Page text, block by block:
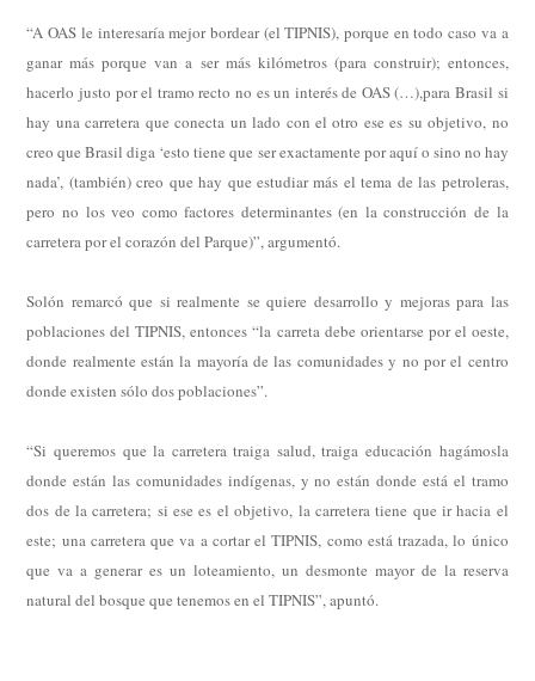
“A OAS le interesaría mejor bordear (el TIPNIS), porque en todo caso va a
ganar más porque van a ser más kilómetros (para construir); entonces,
hacerlo justo por el tramo recto no es un interés de OAS (…),para Brasil si
hay una carretera que conecta un lado con el otro ese es su objetivo, no
creo que Brasil diga ‘esto tiene que ser exactamente por aquí o sino no hay
nada’, (también) creo que hay que estudiar más el tema de las petroleras,
pero no los veo como factores determinantes (en la construcción de la
carretera por el corazón del Parque)”, argumentó.
Solón remarcó que si realmente se quiere desarrollo y mejoras para las
poblaciones del TIPNIS, entonces “la carreta debe orientarse por el oeste,
donde realmente están la mayoría de las comunidades y no por el centro
donde existen sólo dos poblaciones”.
“Si queremos que la carretera traiga salud, traiga educación hagámosla
donde están las comunidades indígenas, y no están donde está el tramo
dos de la carretera; si ese es el objetivo, la carretera tiene que ir hacia el
este; una carretera que va a cortar el TIPNIS, como está trazada, lo único
que va a generar es un loteamiento, un desmonte mayor de la reserva
natural del bosque que tenemos en el TIPNIS”, apuntó.